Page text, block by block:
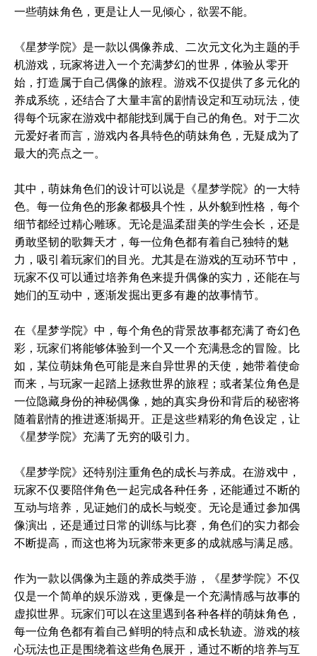
一些萌妹角色，更是让人一见倾心，欲罢不能。
《星梦学院》是一款以偶像养成、二次元文化为主题的手
机游戏，玩家将进入一个充满梦幻的世界，体验从零开
始，打造属于自己偶像的旅程。游戏不仅提供了多元化的
养成系统，还结合了大量丰富的剧情设定和互动玩法，使
得每个玩家在游戏中都能找到属于自己的角色。对于二次
元爱好者而言，游戏内各具特色的萌妹角色，无疑成为了
最大的亮点之一。
其中，萌妹角色们的设计可以说是《星梦学院》的一大特
色。每一位角色的形象都极具个性，从外貌到性格，每个
细节都经过精心雕琢。无论是温柔甜美的学生会长，还是
勇敢坚韧的歌舞天才，每一位角色都有着自己独特的魅
力，吸引着玩家们的目光。尤其是在游戏的互动环节中，
玩家不仅可以通过培养角色来提升偶像的实力，还能在与
她们的互动中，逐渐发掘出更多有趣的故事情节。
在《星梦学院》中，每个角色的背景故事都充满了奇幻色
彩，玩家们将能够体验到一个又一个充满悬念的冒险。比
如，某位萌妹角色可能是来自异世界的天使，她带着使命
而来，与玩家一起踏上拯救世界的旅程；或者某位角色是
一位隐藏身份的神秘偶像，她的真实身份和背后的秘密将
随着剧情的推进逐渐揭开。正是这些精彩的角色设定，让
《星梦学院》充满了无穷的吸引力。
《星梦学院》还特别注重角色的成长与养成。在游戏中，
玩家不仅要陪伴角色一起完成各种任务，还能通过不断的
互动与培养，见证她们的成长与蜕变。无论是通过参加偶
像演出，还是通过日常的训练与比赛，角色们的实力都会
不断提高，而这也将为玩家带来更多的成就感与满足感。
作为一款以偶像为主题的养成类手游，《星梦学院》不仅
仅是一个简单的娱乐游戏，更像是一个充满情感与故事的
虚拟世界。玩家们可以在这里遇到各种各样的萌妹角色，
每一位角色都有着自己鲜明的特点和成长轨迹。游戏的核
心玩法也正是围绕着这些角色展开，通过不断的培养与互